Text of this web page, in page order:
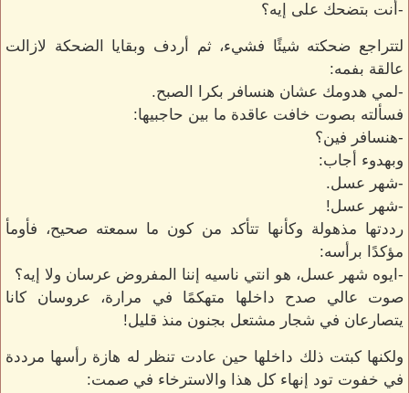
-أنت بتضحك على إيه؟
لتتراجع ضحكته شيئًا فشيء، ثم أردف وبقايا الضحكة لازالت
عالقة بفمه:
-لمي هدومك عشان هنسافر بكرا الصبح.
فسألته بصوت خافت عاقدة ما بين حاجبيها:
-هنسافر فين؟
وبهدوء أجاب:
-شهر عسل.
-شهر عسل!
رددتها مذهولة وكأنها تتأكد من كون ما سمعته صحيح، فأومأ
مؤكدًا برأسه:
-ايوه شهر عسل، هو انتي ناسيه إننا المفروض عرسان ولا إيه؟
صوت عالي صدح داخلها متهكمًا في مرارة، عروسان كانا
يتصارعان في شجار مشتعل بجنون منذ قليل!
ولكنها كبتت ذلك داخلها حين عادت تنظر له هازة رأسها مرددة
في خفوت تود إنهاء كل هذا والاسترخاء في صمت: